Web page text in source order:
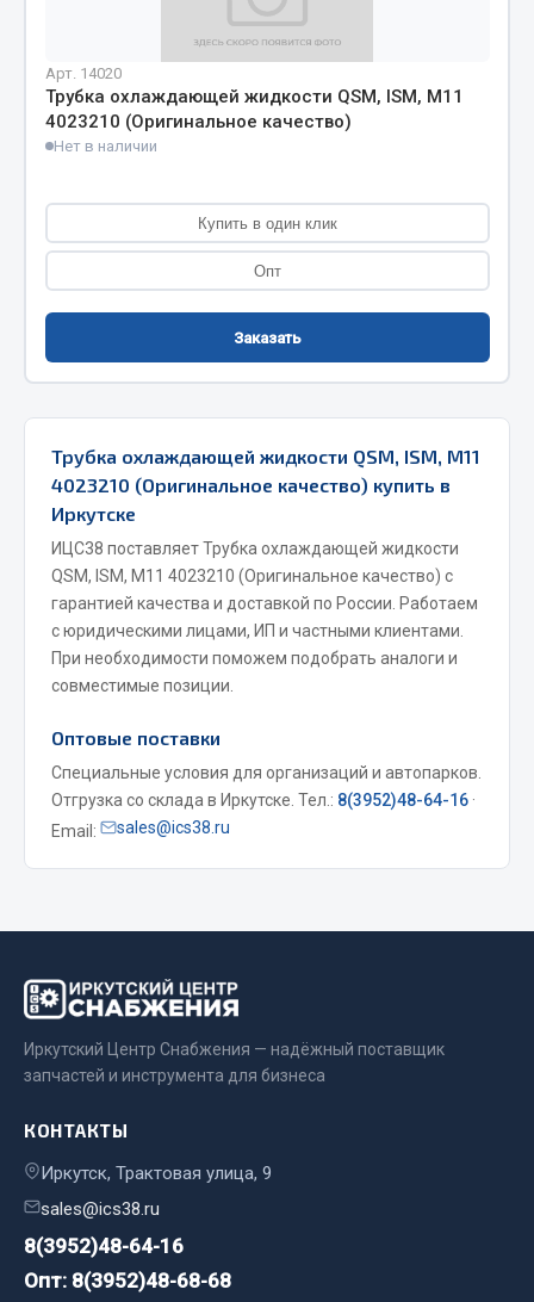
Соединительные элементы
Camozzi
Трубки, муфты, гайки
Фитинги
Инструмент
Автомобильный инструмент
Измерительный инструмент
Крепежный инструмент
Режущий инструмент
Силовое оборудование
Столярный инструмент
Показать ещё
Весь раздел
Весь раздел
РТИ
Кольца уплотнительные
Манжеты
Паронит
Патрубки
Прокладки
Арт. 14020
Трубка охлаждающей жидкости QSM, ISM, M11
4023210 (Оригинальное качество)
Нет в наличии
Купить в один клик
Опт
Заказать
Трубка охлаждающей жидкости QSM, ISM, M11
4023210 (Оригинальное качество) купить в
Иркутске
ИЦС38 поставляет Трубка охлаждающей жидкости
QSM, ISM, M11 4023210 (Оригинальное качество) с
гарантией качества и доставкой по России. Работаем
с юридическими лицами, ИП и частными клиентами.
При необходимости поможем подобрать аналоги и
совместимые позиции.
Оптовые поставки
Специальные условия для организаций и автопарков.
Отгрузка со склада в Иркутске. Тел.: 8(3952)48-64-16 ·
Email:
sales@ics38.ru
Иркутский Центр Снабжения — надёжный поставщик
запчастей и инструмента для бизнеса
КОНТАКТЫ
Иркутск, Трактовая улица, 9
sales@ics38.ru
8(3952)48-64-16
Опт: 8(3952)48-68-68